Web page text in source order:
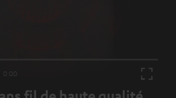
Duration
0:00